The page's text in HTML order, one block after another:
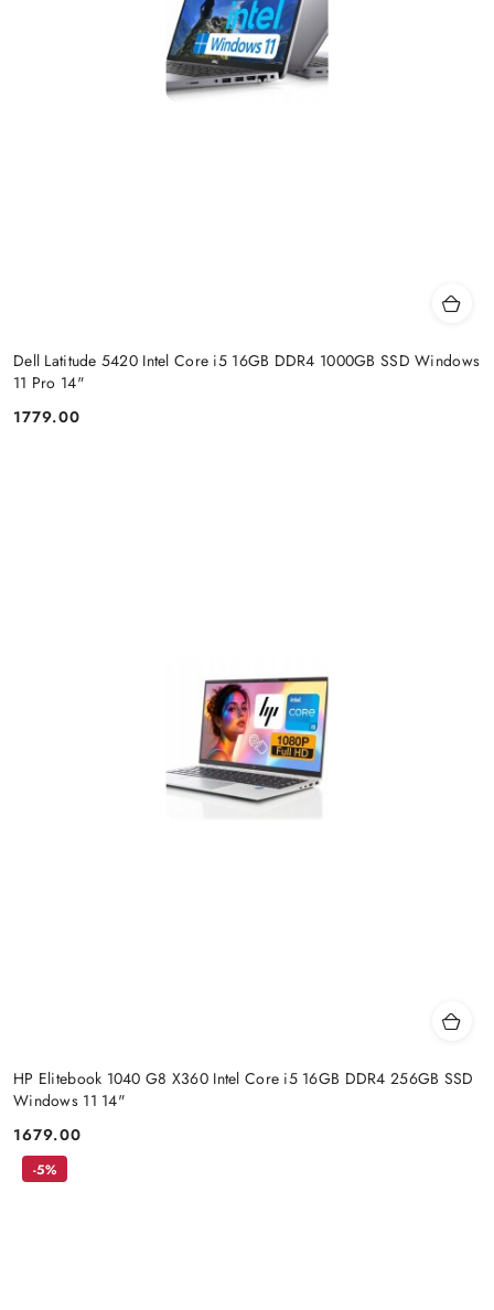
Dell Latitude 5420 Intel Core i5 16GB DDR4 1000GB SSD Windows
11 Pro 14"
Cena:
1779.00
HP Elitebook 1040 G8 X360 Intel Core i5 16GB DDR4 256GB SSD
Windows 11 14"
Cena:
1679.00
-5%